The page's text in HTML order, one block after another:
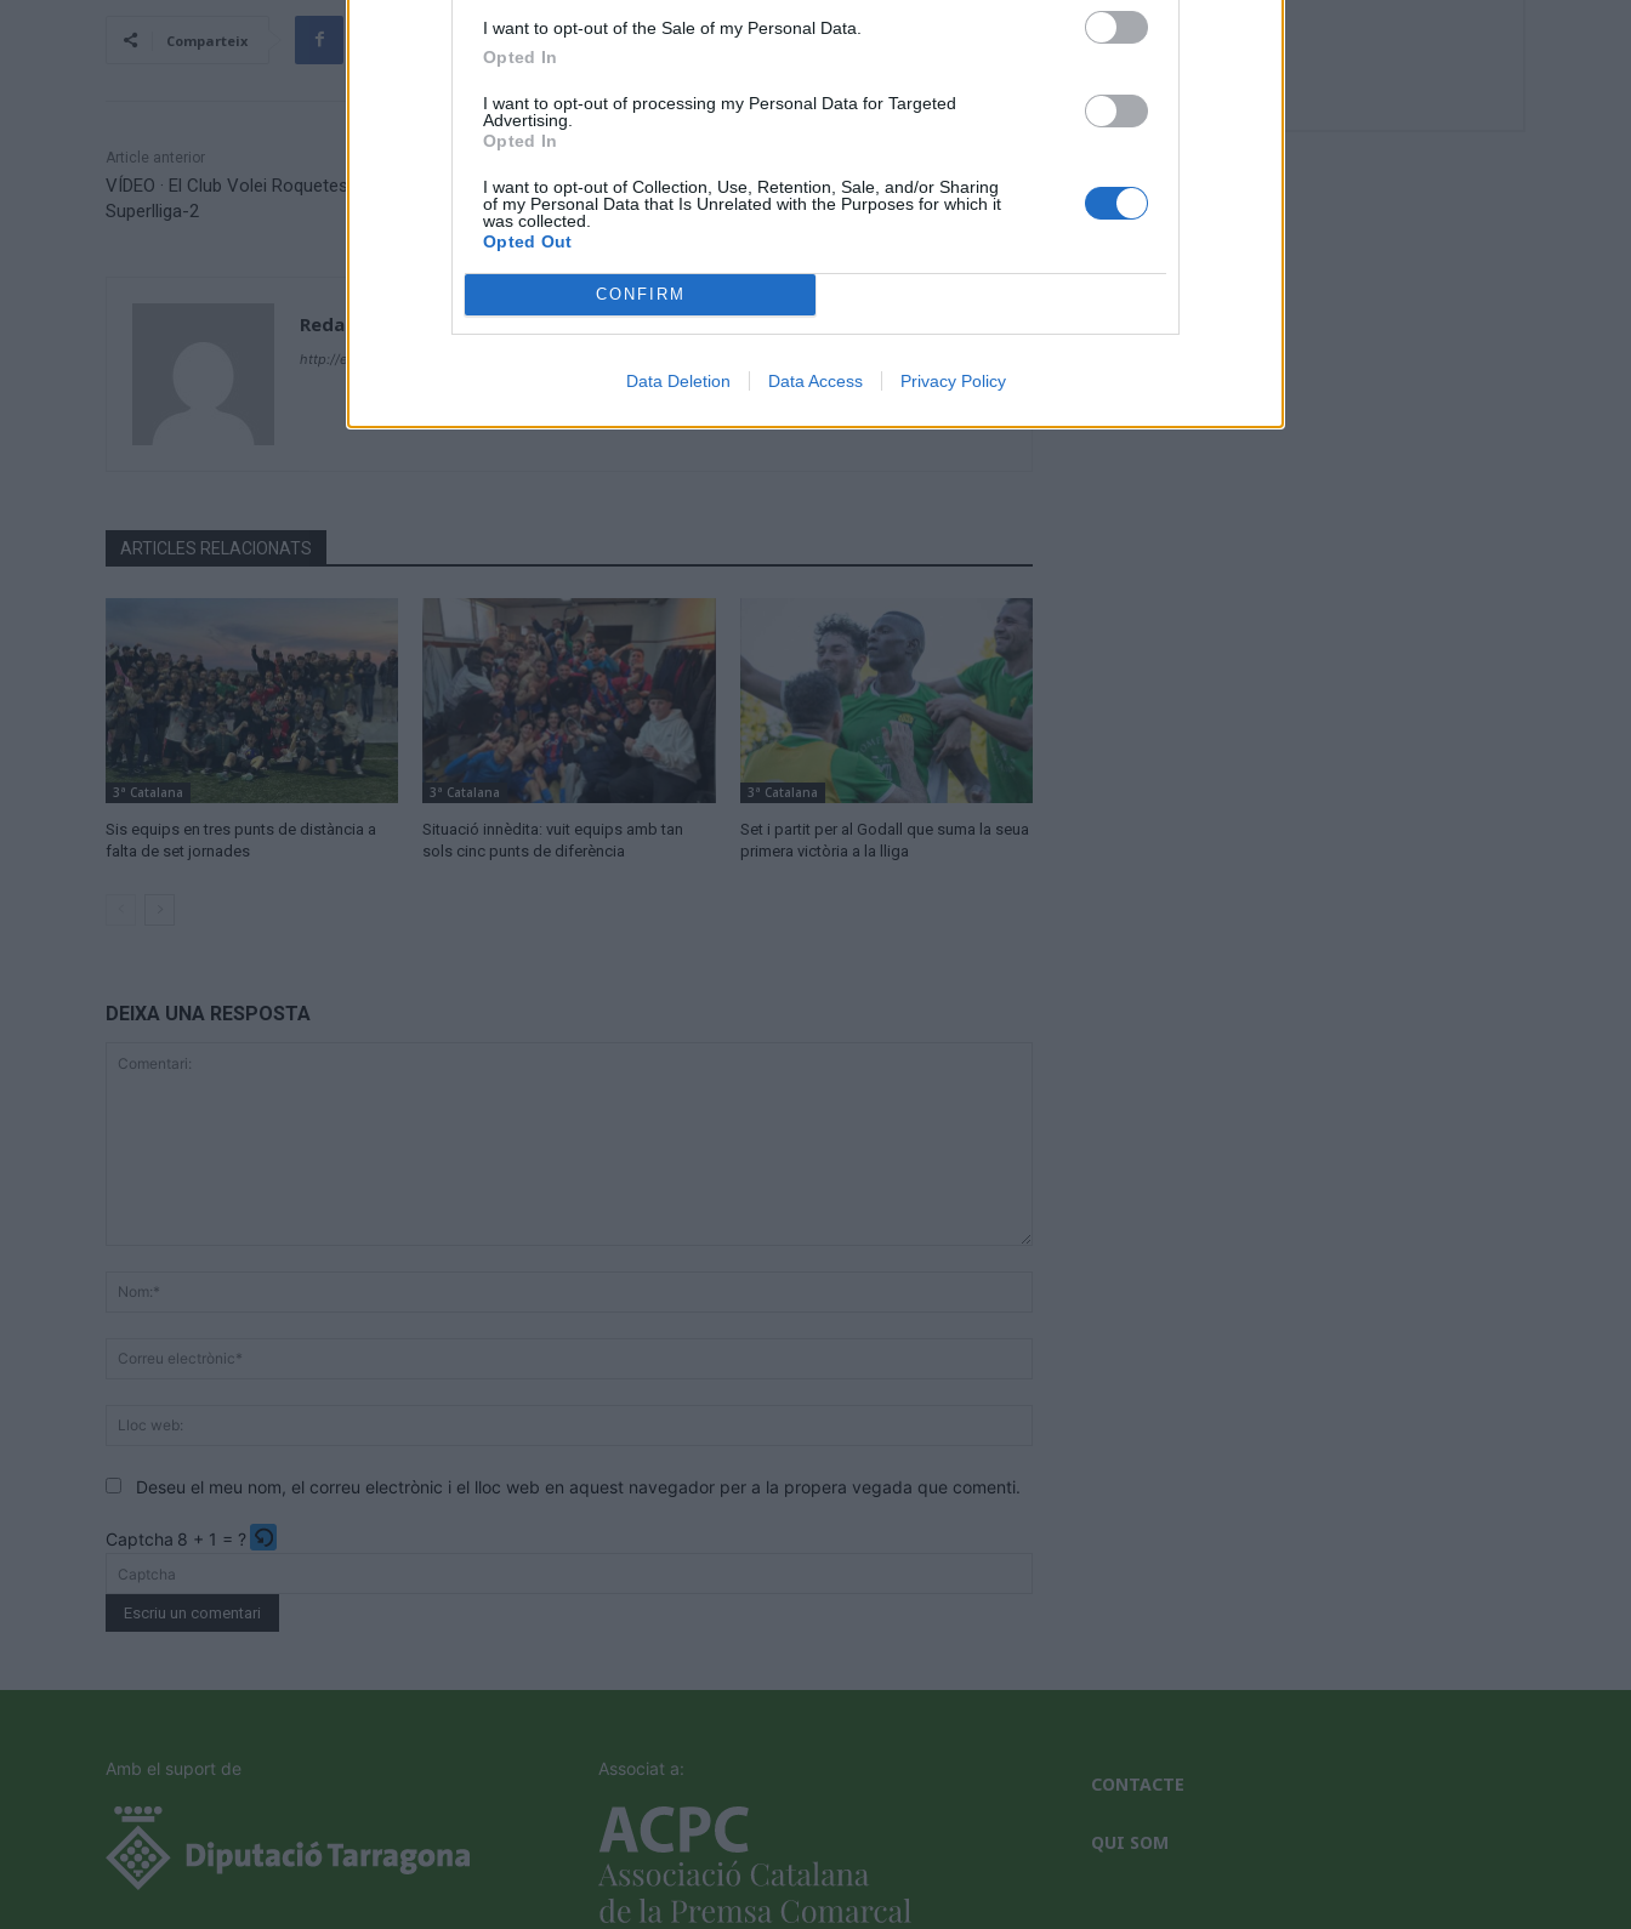
I want to opt-out of the Sale of my Personal Data.
Opted In
I want to opt-out of processing my Personal Data for Targeted
Advertising.
Opted In
I want to opt-out of Collection, Use, Retention, Sale, and/or Sharing
of my Personal Data that Is Unrelated with the Purposes for which it
was collected.
Opted Out
CONFIRM
Data Deletion Data Access Privacy Policy
Comparteix
Article anterior
VÍDEO · El Club Volei Roquetes competirà a la
Superlliga-2
El CF Gandesa podrà optar a pujar de categoria la
propera temporada, a tercera catalana
Redacció
http://ebresports.cat
ARTICLES RELACIONATS
3ª Catalana
Sis equips en tres punts de distància a
falta de set jornades
3ª Catalana
Situació innèdita: vuit equips amb tan
sols cinc punts de diferència
3ª Catalana
Set i partit per al Godall que suma la seua
primera victòria a la lliga
DEIXA UNA RESPOSTA
Deseu el meu nom, el correu electrònic i el lloc web en aquest navegador per a la propera vegada que comenti.
Captcha 8 + 1 = ?
Please
enter
the
to
verify
that
you
Amb el suport de Associat a:
CONTACTE
QUI SOM